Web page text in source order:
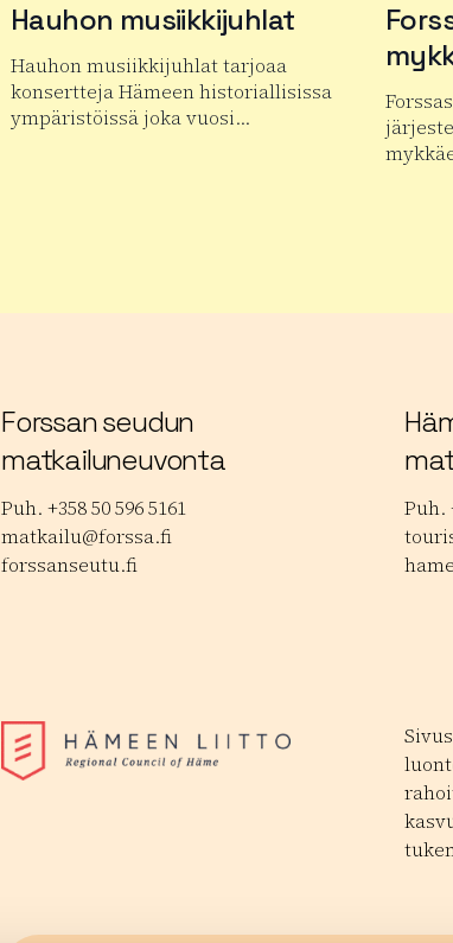
Hauhon musiikkijuhlat
Hauhon musiikkijuhlat tarjoaa
konsertteja Hämeen historiallisissa
ympäristöissä joka vuosi…
Lue lisää tuotteesta Hauhon musiikkijuhlat
Forssan seudun
matkailuneuvonta
Puh. +358 50 596 5161
matkailu@forssa.fi
forssanseutu.fi
Puh.